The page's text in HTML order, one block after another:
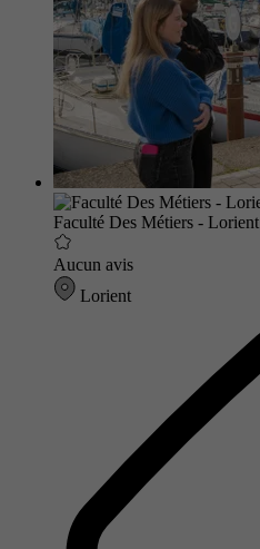
Faculté Des Métiers - Lorient
Aucun avis
Lorient